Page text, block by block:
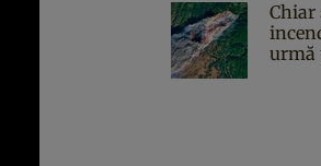
Chiar
urmă